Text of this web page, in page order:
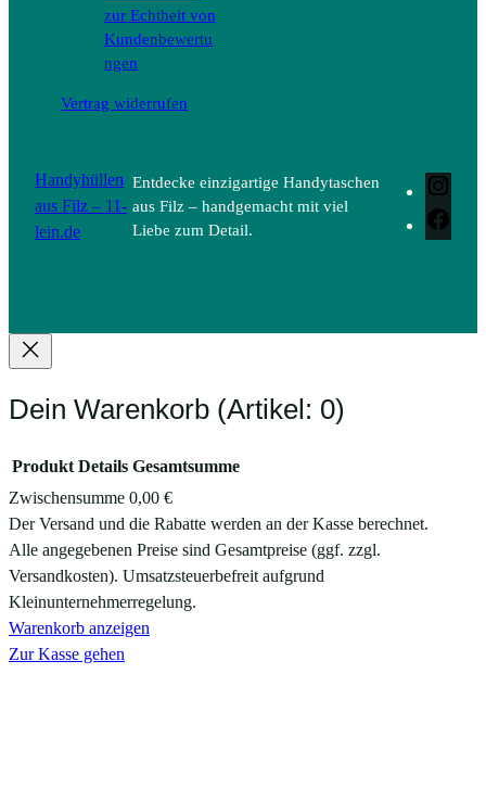
zur Echtheit von
Kundenbewertu
ngen
Vertrag widerrufen
Handyhüllen
aus Filz – 11-
lein.de
Entdecke einzigartige Handytaschen
aus Filz – handgemacht mit viel
Liebe zum Detail.
Dein Warenkorb (Artikel: 0)
Produkte
im
Warenkorb
Produkt Details Gesamtsumme
Zwischensumme 0,00 €
Der Versand und die Rabatte werden an der Kasse berechnet.
Alle angegebenen Preise sind Gesamtpreise (ggf. zzgl.
Versandkosten). Umsatzsteuerbefreit aufgrund
Kleinunternehmerregelung.
Warenkorb anzeigen
Zur Kasse gehen